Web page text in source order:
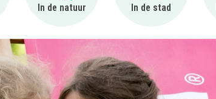
In de natuur In de stad